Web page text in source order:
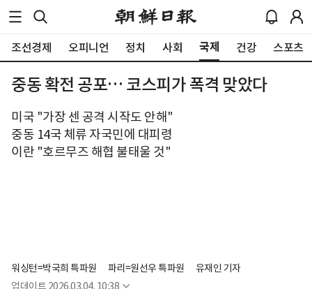
조선경제 오피니언 정치 사회 국제 건강 스포츠
중동 확전 공포… 코스피가 폭격 맞았다
미국 "가장 센 공격 시작도 안해"
중동 14국 체류 자국민에 대피령
이란 "호르무즈 해협 불태울 것"
워싱턴=박국희 특파원 파리=원선우 특파원
유재인 기자
업데이트 2026.03.04. 10:38